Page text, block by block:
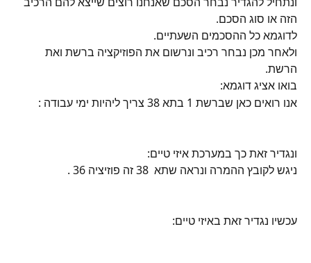
הזה או סוג הסכם.
לדוגמא כל ההסכמים השעתיים.
ולאחר מכן נבחר רכיב ונרשום את הפוזיקציה ברשת ואת
הרשת.
בואו אציג דוגמא:
אנו רואים כאן שברשת 1 בתא 38 צריך ליהיות ימי עבודה :
ונגדיר זאת כך במערכת איזי טיים:
ניגש לקובץ ההמרה ונראה שתא  38 זה פוזיציה 36 .
עכשיו נגדיר זאת באיזי טיים: